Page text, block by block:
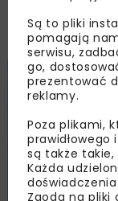
okazały się
realizacji?
Są to pliki
pomagają
serwisu,
go,
prezentować
reklamy.
Poza plikami,
prawidłowego
są także
Każda
Zgoda na pliki